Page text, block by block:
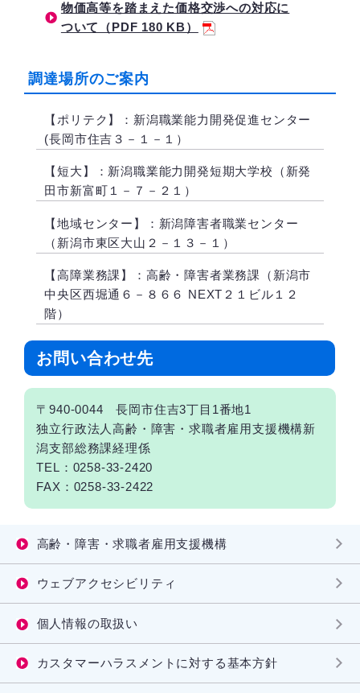
物価高等を踏まえた価格交渉への対応に
ついて（PDF 180 KB）
調達場所のご案内
【ポリテク】：新潟職業能力開発促進センター
(長岡市住吉３－１－１）
【短大】：新潟職業能力開発短期大学校（新発
田市新富町１－７－２１）
【地域センター】：新潟障害者職業センター
（新潟市東区大山２－１３－１）
【高障業務課】：高齢・障害者業務課（新潟市
中央区西堀通６－８６６ NEXT２１ビル１２
階）
お問い合わせ先
〒940-0044 長岡市住吉3丁目1番地1
独立行政法人高齢・障害・求職者雇用支援機構新
潟支部総務課経理係
TEL：0258-33-2420
FAX：0258-33-2422
高齢・障害・求職者雇用支援機構
ウェブアクセシビリティ
個人情報の取扱い
カスタマーハラスメントに対する基本方針